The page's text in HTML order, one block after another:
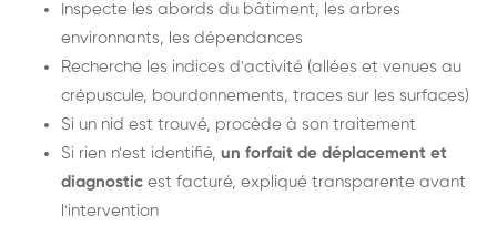
Inspecte les abords du bâtiment, les arbres
environnants, les dépendances
Recherche les indices d'activité (allées et venues au
crépuscule, bourdonnements, traces sur les surfaces)
Si un nid est trouvé, procède à son traitement
Si rien n'est identifié, un forfait de déplacement et
diagnostic est facturé, expliqué transparente avant
l'intervention